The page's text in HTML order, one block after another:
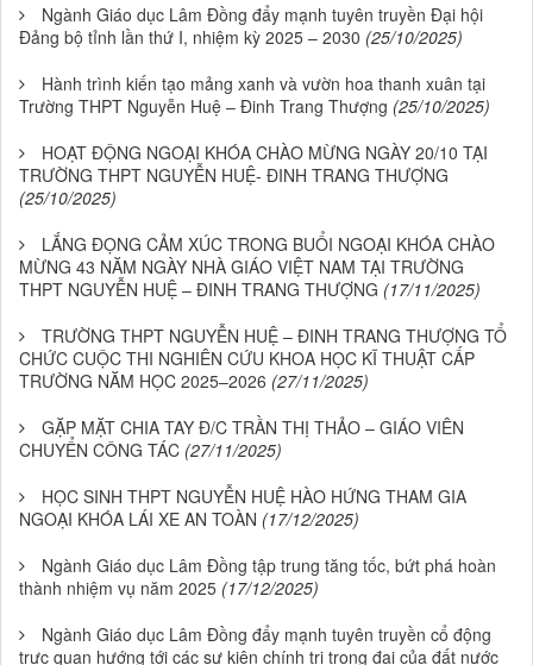
Ngành Giáo dục Lâm Đồng đẩy mạnh tuyên truyền Đại hội
Đảng bộ tỉnh lần thứ I, nhiệm kỳ 2025 – 2030 (25/10/2025)
Hành trình kiến tạo mảng xanh và vườn hoa thanh xuân tại
Trường THPT Nguyễn Huệ – Đinh Trang Thượng (25/10/2025)
HOẠT ĐỘNG NGOẠI KHÓA CHÀO MỪNG NGÀY 20/10 TẠI
TRƯỜNG THPT NGUYỄN HUỆ- ĐINH TRANG THƯỢNG
(25/10/2025)
LẮNG ĐỌNG CẢM XÚC TRONG BUỔI NGOẠI KHÓA CHÀO
MỪNG 43 NĂM NGÀY NHÀ GIÁO VIỆT NAM TẠI TRƯỜNG
THPT NGUYỄN HUỆ – ĐINH TRANG THƯỢNG (17/11/2025)
TRƯỜNG THPT NGUYỄN HUỆ – ĐINH TRANG THƯỢNG TỔ
CHỨC CUỘC THI NGHIÊN CỨU KHOA HỌC KĨ THUẬT CẤP
TRƯỜNG NĂM HỌC 2025–2026 (27/11/2025)
GẶP MẶT CHIA TAY Đ/C TRẦN THỊ THẢO – GIÁO VIÊN
CHUYỂN CÔNG TÁC (27/11/2025)
HỌC SINH THPT NGUYỄN HUỆ HÀO HỨNG THAM GIA
NGOẠI KHÓA LÁI XE AN TOÀN (17/12/2025)
Ngành Giáo dục Lâm Đồng tập trung tăng tốc, bứt phá hoàn
thành nhiệm vụ năm 2025 (17/12/2025)
Ngành Giáo dục Lâm Đồng đẩy mạnh tuyên truyền cổ động
trực quan hướng tới các sự kiện chính trị trọng đại của đất nước